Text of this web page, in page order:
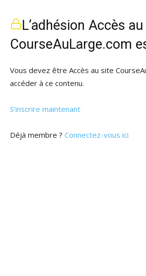
L’adhésion Accès
CourseAuLarge.com
Vous devez être Accès au site
accéder à ce contenu.
S’inscrire maintenant
Déjà membre ? Connectez-vous ici